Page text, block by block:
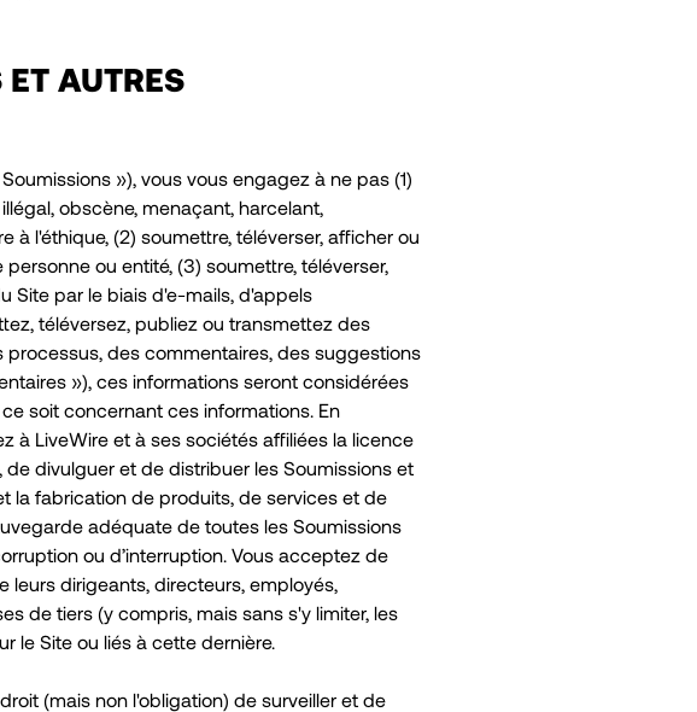
AUTRES
»), vous vous engagez à ne pas (1)
obscène, menaçant, harcelant,
l'éthique, (2) soumettre, téléverser, afficher ou
ou entité, (3) soumettre, téléverser,
Site par le biais d'e-mails, d'appels
téléversez, publiez ou transmettez des
des commentaires, des suggestions
»), ces informations seront considérées
soit concernant ces informations. En
à LiveWire et à ses sociétés affiliées la licence
divulguer et de distribuer les Soumissions et
la fabrication de produits, de services et de
adéquate de toutes les Soumissions
ou d’interruption. Vous acceptez de
leurs dirigeants, directeurs, employés,
de tiers (y compris, mais sans s'y limiter, les
le Site ou liés à cette dernière.
(mais non l'obligation) de surveiller et de